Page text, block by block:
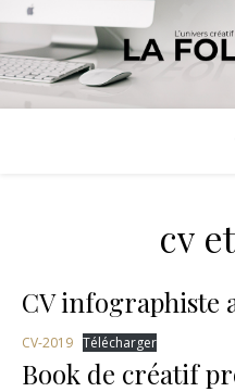
cv
CV infographiste
CV-2019 Télécharger
Book de créatif